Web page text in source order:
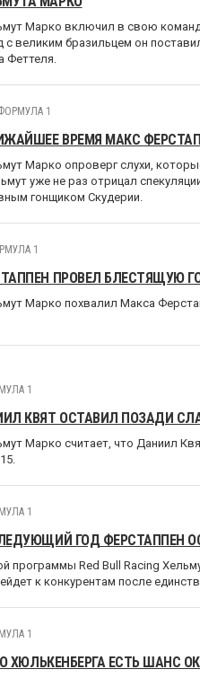
Марко включил в свою
с великим бразильцем он
Феттеля.
1
ВРЕМЯ МАКС
Марко опроверг слухи,
уже не раз отрицал
гонщиком Скудерии.
1
ПРОВЕЛ БЛЕСТЯЩУЮ
Марко похвалил Макса
1
КВЯТ ОСТАВИЛ ПОЗАДИ
Марко считает, что Даниил
1
ГОД ФЕРСТАППЕН
программы Red Bull Racing
к конкурентам после
1
ХЮЛЬКЕНБЕРГА ЕСТЬ ШАНС